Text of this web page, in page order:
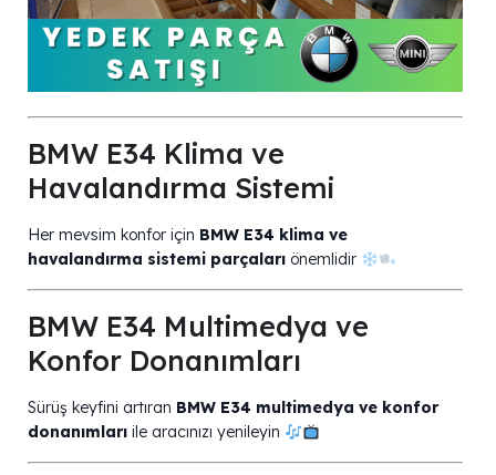
BMW E34 Klima ve
Havalandırma Sistemi
Her mevsim konfor için BMW E34 klima ve
havalandırma sistemi parçaları önemlidir
BMW E34 Multimedya ve
Konfor Donanımları
Sürüş keyfini artıran BMW E34 multimedya ve konfor
donanımları ile aracınızı yenileyin